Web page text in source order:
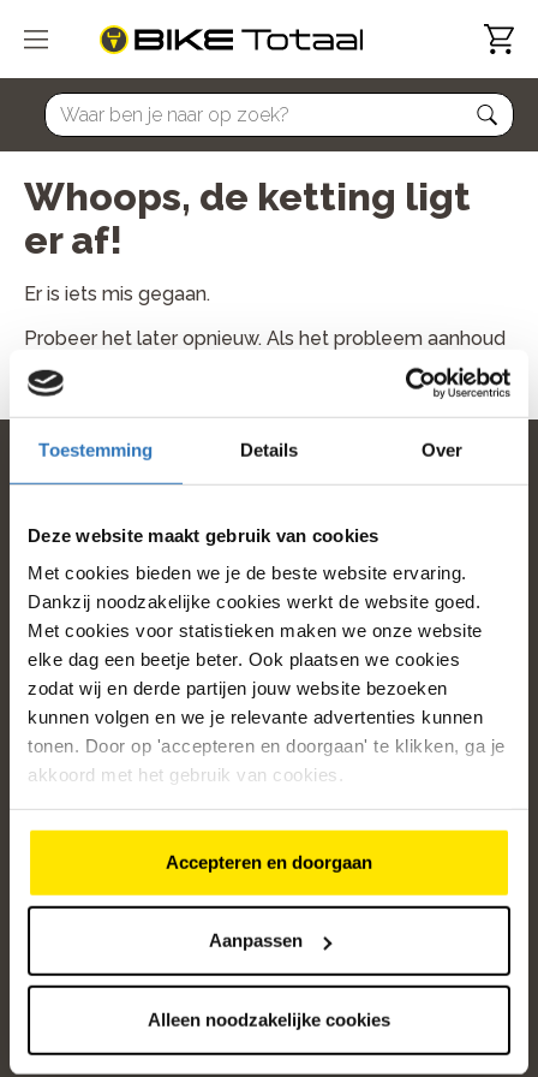
Toestemming Details Over
Deze website maakt gebruik van cookies
Met cookies bieden we je de beste website ervaring.
Dankzij noodzakelijke cookies werkt de website goed.
Met cookies voor statistieken maken we onze website
elke dag een beetje beter. Ook plaatsen we cookies
zodat wij en derde partijen jouw website bezoeken
kunnen volgen en we je relevante advertenties kunnen
tonen. Door op 'accepteren en doorgaan' te klikken, ga je
akkoord met het gebruik van cookies.
Accepteren en doorgaan
Aanpassen
Alleen noodzakelijke cookies
home
Whoops, de ketting ligt
er af!
Er is iets mis gegaan.
Probeer het later opnieuw. Als het probleem aanhoud
neem dan contact met ons op.
home
Populaire categorieën
Onze service
Klantenservice
Over ons
4.8 /5
Altijd op de hoogte van onze acties
Ontvang de beste aanbiedingen en persoonlijk advies.
Aanmelden